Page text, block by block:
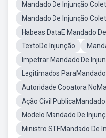
Mandado De Injunção
Mandado De Injunção
Habeas DataE Mandado
TextoDe Injunção
Impetrar Mandado De
Legitimados
Autoridade Cooatora
Ação Civil
Modelo Mandado De
Ministro STFMandado De